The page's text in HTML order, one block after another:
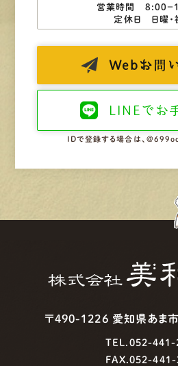
営業時間
定休日 日曜・
Web お問
LINEで お
IDで登録する場合は、
〒490-1226 愛知県あま
TEL.052-441-
FAX.052-441-